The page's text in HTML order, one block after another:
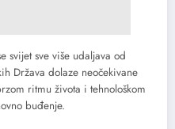
svijet sve više udaljava od
Država dolaze neočekivane
ritmu života i tehnološkom
buđenje.